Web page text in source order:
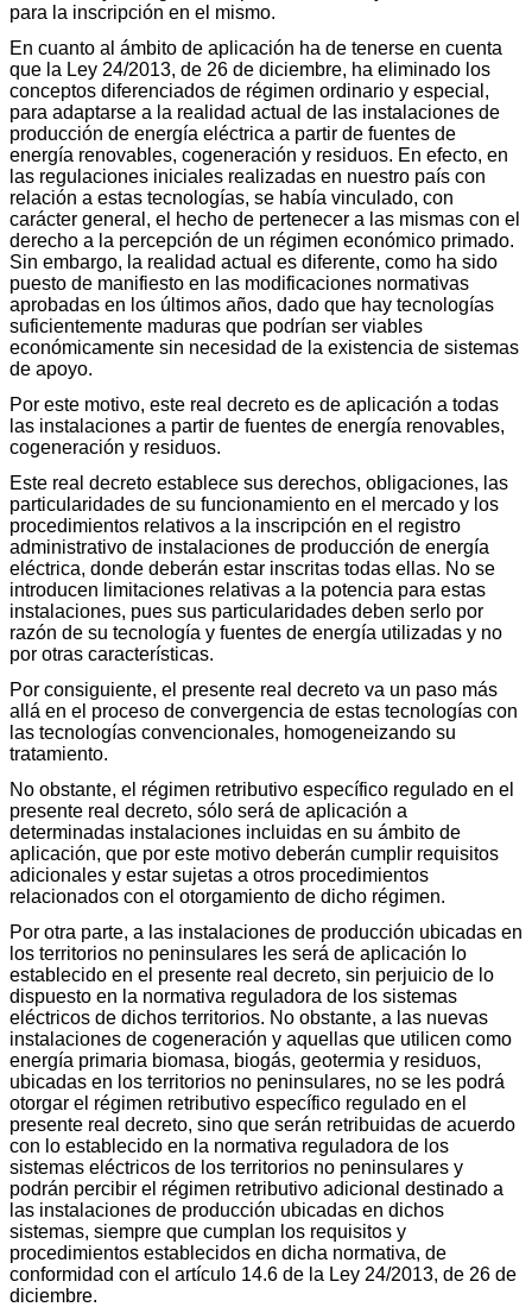
para la inscripción en el mismo.
En cuanto al ámbito de aplicación ha de tenerse en cuenta
que la Ley 24/2013, de 26 de diciembre, ha eliminado los
conceptos diferenciados de régimen ordinario y especial,
para adaptarse a la realidad actual de las instalaciones de
producción de energía eléctrica a partir de fuentes de
energía renovables, cogeneración y residuos. En efecto, en
las regulaciones iniciales realizadas en nuestro país con
relación a estas tecnologías, se había vinculado, con
carácter general, el hecho de pertenecer a las mismas con el
derecho a la percepción de un régimen económico primado.
Sin embargo, la realidad actual es diferente, como ha sido
puesto de manifiesto en las modificaciones normativas
aprobadas en los últimos años, dado que hay tecnologías
suficientemente maduras que podrían ser viables
económicamente sin necesidad de la existencia de sistemas
de apoyo.
Por este motivo, este real decreto es de aplicación a todas
las instalaciones a partir de fuentes de energía renovables,
cogeneración y residuos.
Este real decreto establece sus derechos, obligaciones, las
particularidades de su funcionamiento en el mercado y los
procedimientos relativos a la inscripción en el registro
administrativo de instalaciones de producción de energía
eléctrica, donde deberán estar inscritas todas ellas. No se
introducen limitaciones relativas a la potencia para estas
instalaciones, pues sus particularidades deben serlo por
razón de su tecnología y fuentes de energía utilizadas y no
por otras características.
Por consiguiente, el presente real decreto va un paso más
allá en el proceso de convergencia de estas tecnologías con
las tecnologías convencionales, homogeneizando su
tratamiento.
No obstante, el régimen retributivo específico regulado en el
presente real decreto, sólo será de aplicación a
determinadas instalaciones incluidas en su ámbito de
aplicación, que por este motivo deberán cumplir requisitos
adicionales y estar sujetas a otros procedimientos
relacionados con el otorgamiento de dicho régimen.
Por otra parte, a las instalaciones de producción ubicadas en
los territorios no peninsulares les será de aplicación lo
establecido en el presente real decreto, sin perjuicio de lo
dispuesto en la normativa reguladora de los sistemas
eléctricos de dichos territorios. No obstante, a las nuevas
instalaciones de cogeneración y aquellas que utilicen como
energía primaria biomasa, biogás, geotermia y residuos,
ubicadas en los territorios no peninsulares, no se les podrá
otorgar el régimen retributivo específico regulado en el
presente real decreto, sino que serán retribuidas de acuerdo
con lo establecido en la normativa reguladora de los
sistemas eléctricos de los territorios no peninsulares y
podrán percibir el régimen retributivo adicional destinado a
las instalaciones de producción ubicadas en dichos
sistemas, siempre que cumplan los requisitos y
procedimientos establecidos en dicha normativa, de
conformidad con el artículo 14.6 de la Ley 24/2013, de 26 de
diciembre.